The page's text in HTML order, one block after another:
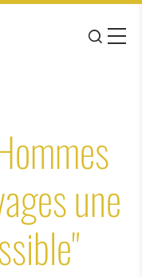
barre de navigation
JE
MENU
une